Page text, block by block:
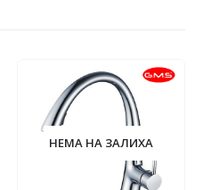
НЕМА НА ЗАЛИХА